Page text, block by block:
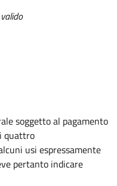
soggetto al pagamento
quattro
usi espressamente
pertanto indicare